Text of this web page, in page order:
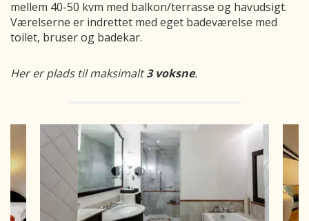
mellem 40-50 kvm med balkon/terrasse og havudsigt.
Værelserne er indrettet med eget badeværelse med
toilet, bruser og badekar.
Her er plads til maksimalt3 voksne.